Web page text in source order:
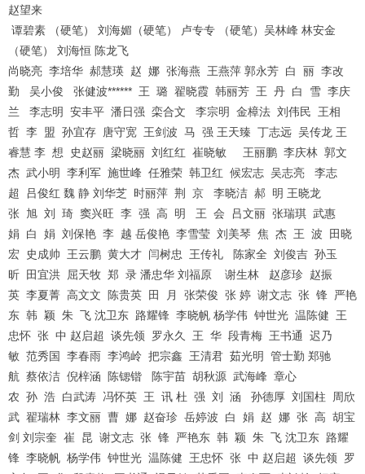
赵望来
谭碧素 （硬笔） 刘海媚（硬笔） 卢专专 （硬笔）吴林峰 林安金
（硬笔） 刘海恒 陈龙飞
尚晓亮 李培华 郝慧瑛 赵 娜 张海燕 王燕萍 郭永芳 白 丽 李改
勤 吴小俊 张健波****** 王 璐 翟晓霞 韩丽芳 王 丹 白 雪 李庆
兰 李志明 安丰平 潘日强 栾合文 李宗明 金樟法 刘伟民 王相
哲 李 盟 孙宜存 唐守宽 王剑波 马 强 王天臻 丁志远 吴传龙 王
睿慧 李 想 史赵丽 梁晓丽 刘红红 崔晓敏 王丽鹏 李庆林 郭文
杰 武小明 李利军 施世峰 任雅荣 韩卫红 候宏志 吴志亮 李志
超 吕俊红 魏 静 刘华芝 时丽萍 荆 京 李晓洁 郝 明 王晓龙
张 旭 刘 琦 窦兴旺 李 强 高 明 王 会 吕文丽 张瑞琪 武惠
娟 白 娟 刘保艳 李 越 岳俊艳 李雪莹 刘美琴 焦 杰 王 波 田晓
宏 史成帅 王云鹏 黄大才 闫树忠 王传礼 陈家全 刘俊吉 孙玉
昕 田宜洪 屈天牧 郑 录 潘忠华 刘福原 谢生林 赵彦珍 赵振
英 李夏菁 高文文 陈贵英 田 月 张荣俊 张 婷 谢文志 张 锋 严艳
东 韩 颖 朱 飞 沈卫东 路耀锋 李晓帆 杨学伟 钟世光 温陈健 王
忠怀 张 中 赵启超 谈先领 罗永久 王 华 段青梅 王书通 迟乃
敏 范秀国 李春雨 李鸿岭 把宗鑫 王清君 茹光明 管士勤 郑驰
航 蔡依洁 倪梓涵 陈锶锴 陈宇苗 胡秋源 武海峰 章心
农 孙 浩 白武涛 冯怀英 王 讯 杜 强 刘 涵 孙德厚 刘国柱 周欣
武 翟瑞林 李文丽 曹 娜 赵奋珍 岳婷波 白 娟 赵 娜 张 高 胡宝
剑 刘宗奎 崔 昆 谢文志 张 锋 严艳东 韩 颖 朱 飞 沈卫东 路耀
锋 李晓帆 杨学伟 钟世光 温陈健 王忠怀 张 中 赵启超 谈先领 罗